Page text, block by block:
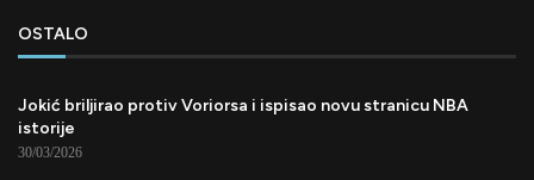
OSTALO
Jokić briljirao protiv Voriorsa i ispisao novu stranicu NBA
istorije
30/03/2026